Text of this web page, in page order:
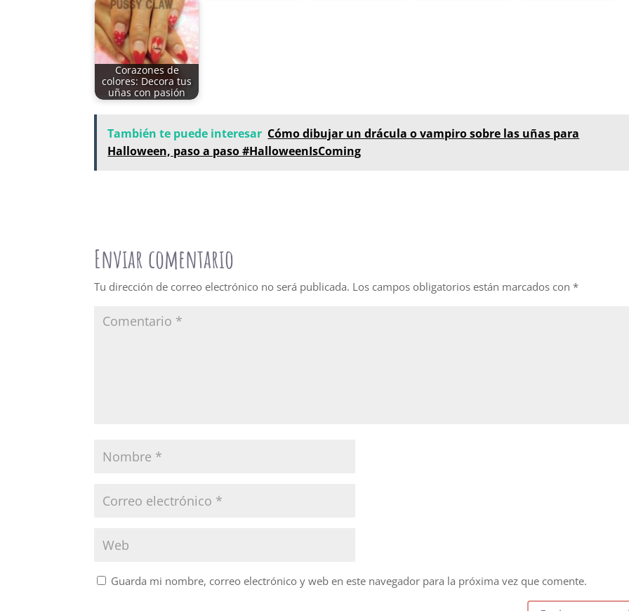
Corazones de
colores: Decora tus
uñas con pasión
También te puede interesar Cómo dibujar un drácula o vampiro sobre las uñas para
Halloween, paso a paso #HalloweenIsComing
Enviar comentario
Tu dirección de correo electrónico no será publicada. Los campos obligatorios están marcados con*
Guarda mi nombre, correo electrónico y web en este navegador para la próxima vez que comente.